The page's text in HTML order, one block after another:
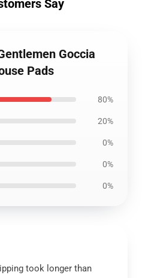
Say
Goccia
Pads
80%
20%
0%
0%
0%
took longer than